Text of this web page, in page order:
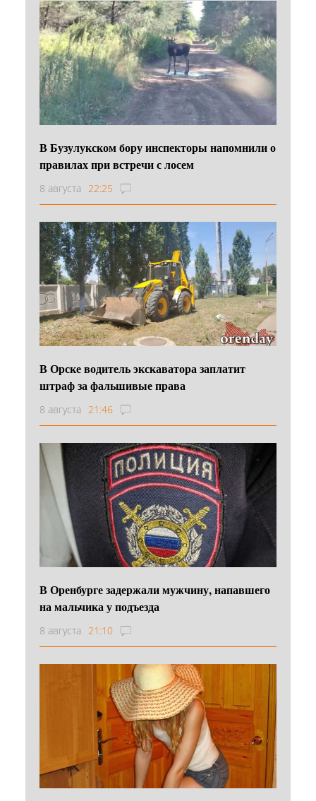
В Бузулукском бору инспекторы напомнили о
правилах при встречи с лосем
8 августа 22:25
В Орске водитель экскаватора заплатит
штраф за фальшивые права
8 августа 21:46
В Оренбурге задержали мужчину, напавшего
на мальчика у подъезда
8 августа 21:10